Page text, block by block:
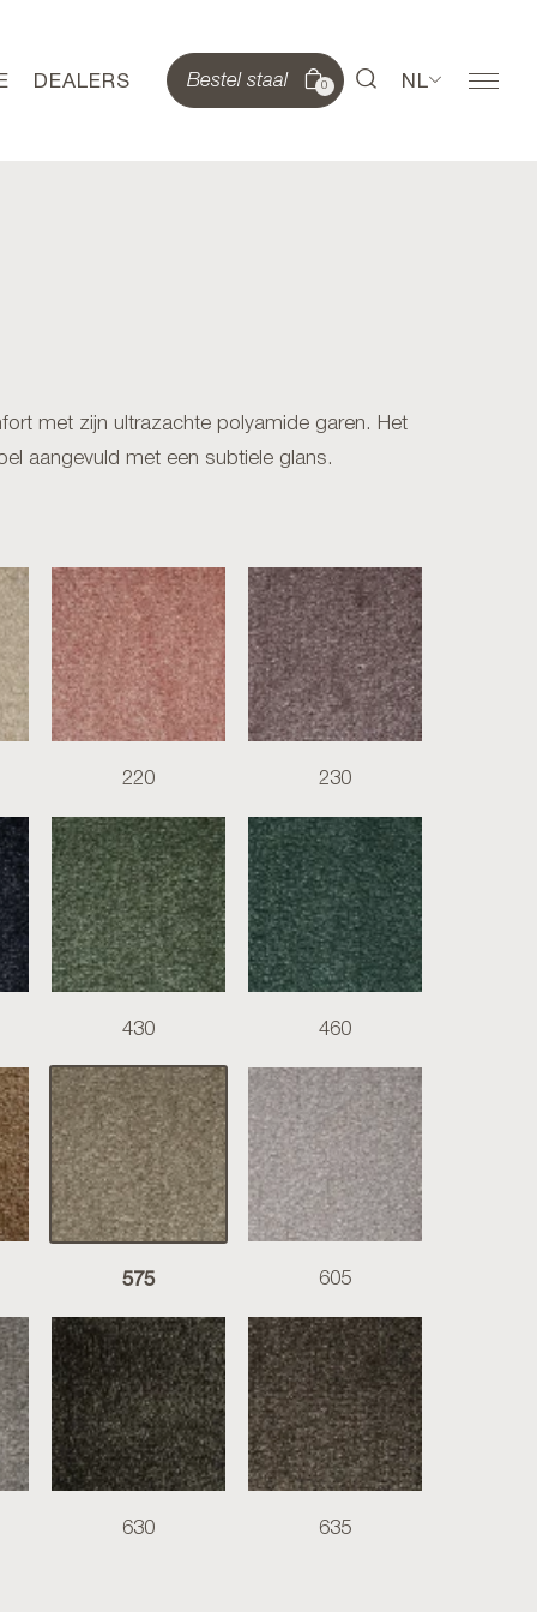
DEALERS Bestel staal 0 NL
met zijn ultrazachte polyamide garen. Het
aangevuld met een subtiele glans.
220 230
430 460
575 605
630 635